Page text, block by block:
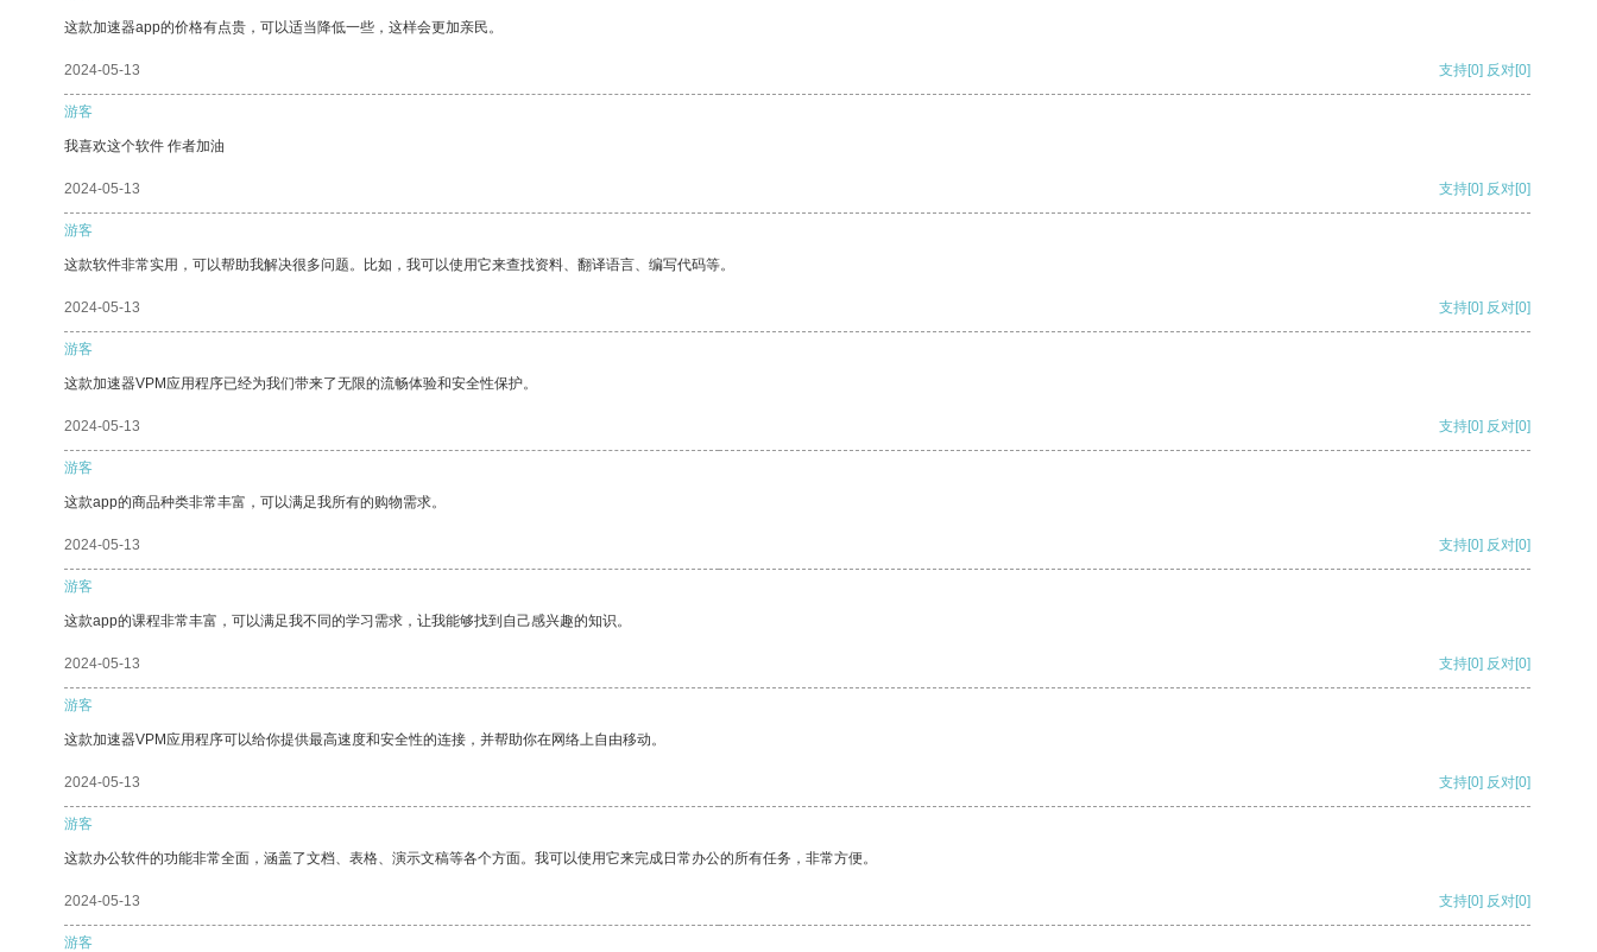
这款加速器app的价格有点贵，可以适当降低一些，这样会更加亲民。
2024-05-13 支持[0] 反对[0]
游客
我喜欢这个软件 作者加油
2024-05-13 支持[0] 反对[0]
游客
这款软件非常实用，可以帮助我解决很多问题。比如，我可以使用它来查找资料、翻译语言、编写代码等。
2024-05-13 支持[0] 反对[0]
游客
这款加速器VPM应用程序已经为我们带来了无限的流畅体验和安全性保护。
2024-05-13 支持[0] 反对[0]
游客
这款app的商品种类非常丰富，可以满足我所有的购物需求。
2024-05-13 支持[0] 反对[0]
游客
这款app的课程非常丰富，可以满足我不同的学习需求，让我能够找到自己感兴趣的知识。
2024-05-13 支持[0] 反对[0]
游客
这款加速器VPM应用程序可以给你提供最高速度和安全性的连接，并帮助你在网络上自由移动。
2024-05-13 支持[0] 反对[0]
游客
这款办公软件的功能非常全面，涵盖了文档、表格、演示文稿等各个方面。我可以使用它来完成日常办公的所有任务，非常方便。
2024-05-13 支持[0] 反对[0]
游客